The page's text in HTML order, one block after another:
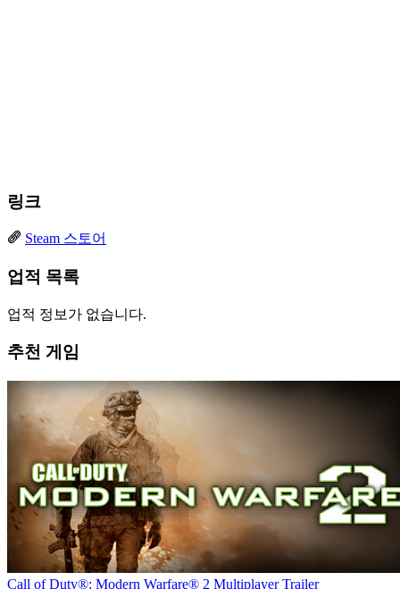
링크
Steam 스토어
업적 목록
업적 정보가 없습니다.
추천 게임
Call of Duty®: Modern Warfare® 2 Multiplayer Trailer